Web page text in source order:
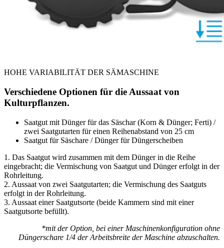
HOHE VARIABILITÄT DER SÄMASCHINE
Verschiedene Optionen für die Aussaat von
Kulturpflanzen.
Saatgut mit Dünger für das Säschar (Korn & Dünger; Ferti) /
zwei Saatgutarten für einen Reihenabstand von 25 cm
Saatgut für Säschare / Dünger für Düngerscheiben
1. Das Saatgut wird zusammen mit dem Dünger in die Reihe
eingebracht; die Vermischung von Saatgut und Dünger erfolgt in der
Rohrleitung.
2. Aussaat von zwei Saatgutarten; die Vermischung des Saatguts
erfolgt in der Rohrleitung.
3. Aussaat einer Saatgutsorte (beide Kammern sind mit einer
Saatgutsorte befüllt).
*mit der Option, bei einer Maschinenkonfiguration ohne
Düngerschare 1/4 der Arbeitsbreite der Maschine abzuschalten.